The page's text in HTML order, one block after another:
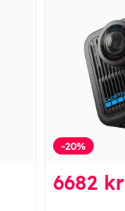
-20%
6682 kr